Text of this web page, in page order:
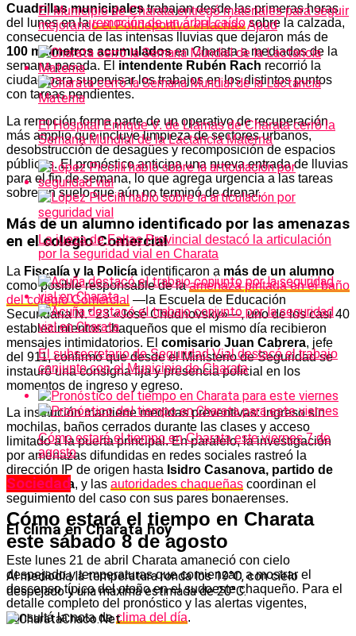
Cuadrillas municipalestrabajan desde las primeras horas
del lunes en laremoción de un árbol caídosobre la calzada,
consecuencia de las intensas lluvias que dejaron más de
100 milímetros acumuladosen Charata a mediados de la
semana pasada. El intendente Rubén Rach recorrió la
ciudad para supervisar los trabajos en los distintos puntos
con tareas pendientes.
La remoción forma parte de un operativo de recuperación
más amplio que incluye limpieza de sectores urbanos,
desobstrucción de desagües y recomposición de espacios
públicos. El pronóstico anticipa una nueva entrada de lluvias
para el fin de semana, lo que agrega urgencia a las tareas
sobre un suelo que aún no terminó de drenar.
Más de un alumno identificado por las amenazas
en el colegio Comercial
La Fiscalía y la Policía identificaron a más de un alumno
como posible responsable de laamenaza pintada en el baño
del colegio Comercial —la Escuela de Educación
Secundaria N.° 23 «José Chudnovsky»—, uno de los casi 40
establecimientos chaqueños que el mismo día recibieron
mensajes intimidatorios. El comisario Juan Cabrera, jefe
del 911, confirmó que desde el Ministerio de Seguridad se
instauró una consigna fija y presencia policial en los
momentos de ingreso y egreso.
La institución mantiene medidas preventivas: ingreso sin
mochilas, baños cerrados durante las clases y acceso
limitado a la puerta principal. En paralelo, la investigación
por amenazas difundidas en redes sociales rastreó la
dirección IP de origen hasta Isidro Casanova, partido de
La Matanza, y las autoridades chaqueñas coordinan el
seguimiento del caso con sus pares bonaerenses.
El clima en Charata hoy
Este lunes 21 de abril Charata amaneció con cielo
despejado y temperaturas que comienzan a mostrar el
descenso típico del otoño en el sudoeste chaqueño. Para el
detalle completo del pronóstico y las alertas vigentes,
consultá la nota declima del día.
El Municipio de Charata entregó materiales para seguir
mejorando el Polideportivo «Hacha» Apud
El Hospital Enrique V. de Llamas de Charata cerró la
Semana Mundial de la Lactancia Materna
La jueza de Faltas Provincial destacó la articulación
por la seguridad vial en Charata
El subsecretario de Seguridad Vial destacó el trabajo
conjunto con el Municipio de Charata
Cómo estará el tiempo en Charata este viernes 7 de
agosto
Sociedad
Cómo estará el tiempo en Charata
este sábado 8 de agosto
Al mediodía la temperatura ronda los 19°C, con cielo
despejado y una máxima estimada de 20°C.